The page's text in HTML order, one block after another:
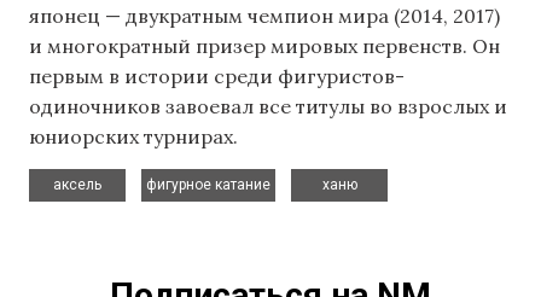
японец — двукратным чемпион мира (2014, 2017)
и многократный призер мировых первенств. Он
первым в истории среди фигуристов-
одиночников завоевал все титулы во взрослых и
юниорских турнирах.
аксель
фигурное катание
ханю